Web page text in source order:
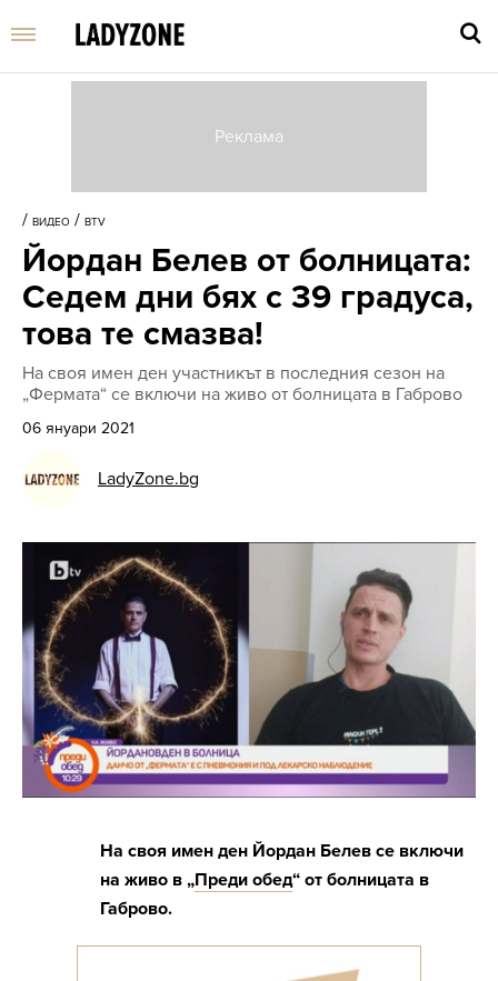
и
Enter
/ ВИДЕО / BTV
Йордан Белев от болницата:
Седем дни бях с 39 градуса,
това те смазва!
На своя имен ден участникът в последния сезон на
„Фермата“ се включи на живо от болницата в Габрово
06 януари 2021
LadyZone.bg
На своя имен ден Йордан Белев се включи
на живо в „Преди обед“ от болницата в
Габрово.